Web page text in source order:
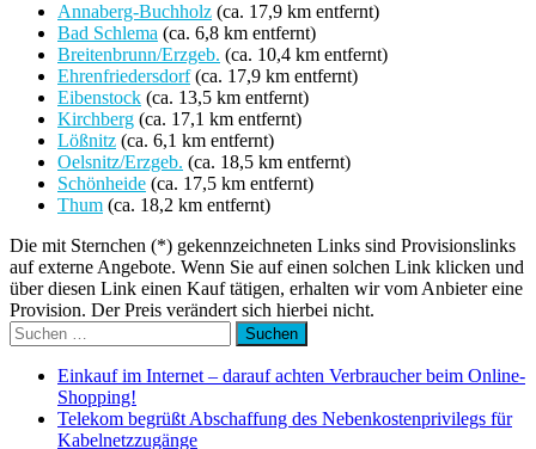
Annaberg-Buchholz (ca. 17,9 km entfernt)
Bad Schlema (ca. 6,8 km entfernt)
Breitenbrunn/Erzgeb. (ca. 10,4 km entfernt)
Ehrenfriedersdorf(ca. 17,9 km entfernt)
Eibenstock (ca. 13,5 km entfernt)
Kirchberg (ca. 17,1 km entfernt)
Lößnitz (ca. 6,1 km entfernt)
Oelsnitz/Erzgeb. (ca. 18,5 km entfernt)
Schönheide (ca. 17,5 km entfernt)
Thum (ca. 18,2 km entfernt)
Die mit Sternchen (*) gekennzeichneten Links sind Provisionslinks
auf externe Angebote. Wenn Sie auf einen solchen Link klicken und
über diesen Link einen Kauf tätigen, erhalten wir vom Anbieter eine
Provision. Der Preis verändert sich hierbei nicht.
Suchen
nach:
Einkauf im Internet – darauf achten Verbraucher beim Online-
Shopping!
Telekom begrüßt Abschaffung des Nebenkostenprivilegs für
Kabelnetzzugänge